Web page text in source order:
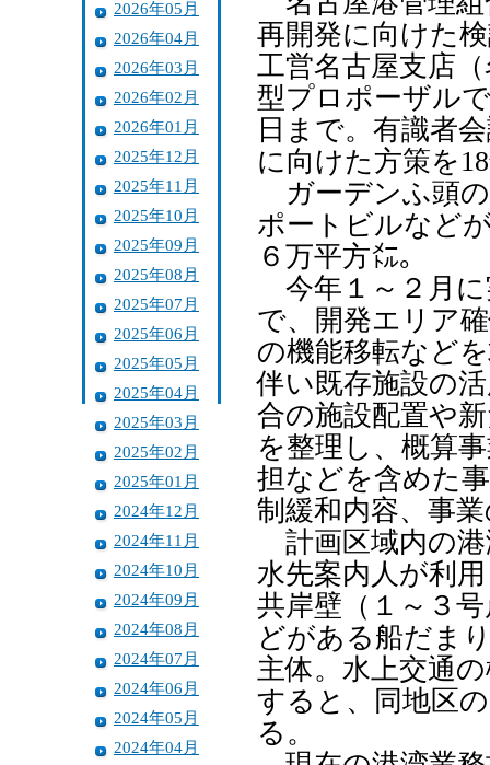
2026年05月
2026年04月
2026年03月
2026年02月
2026年01月
2025年12月
2025年11月
2025年10月
2025年09月
2025年08月
2025年07月
2025年06月
2025年05月
2025年04月
2025年03月
2025年02月
2025年01月
2024年12月
2024年11月
2024年10月
2024年09月
2024年08月
2024年07月
2024年06月
2024年05月
2024年04月
再開発に向けた
工営名古屋支店
型プロポーザル
日まで。有識者
に向けた方策を
ガーデンふ頭の
ポートビルなど
６万平方㍍。
今年１～２月
で、開発エリア
の機能移転など
伴い既存施設の
合の施設配置や
を整理し、概算
担などを含めた
制緩和内容、事
計画区域内の港
水先案内人が利
共岸壁（１～３
どがある船だま
主体。水上交通
すると、同地区
る。